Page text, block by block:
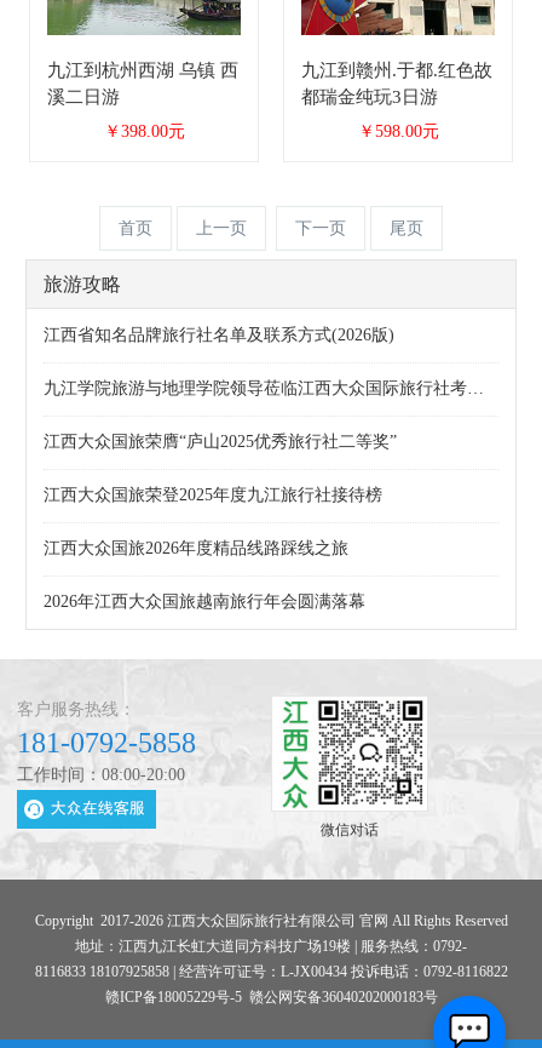
九江到杭州西湖 乌镇 西
溪二日游
￥398.00元
九江到赣州.于都.红色故
都瑞金纯玩3日游
￥598.00元
首页 上一页 下一页 尾页
旅游攻略
江西省知名品牌旅行社名单及联系方式(2026版)
九江学院旅游与地理学院领导莅临江西大众国际旅行社考察交流
江西大众国旅荣膺“庐山2025优秀旅行社二等奖”
江西大众国旅荣登2025年度九江旅行社接待榜
江西大众国旅2026年度精品线路踩线之旅
2026年江西大众国旅越南旅行年会圆满落幕
客户服务热线：
181-0792-5858
工作时间：08:00-20:00
微信对话
Copyright 2017-2026 江西大众国际旅行社有限公司 官网 All Rights Reserved
地址：江西九江长虹大道同方科技广场19楼 | 服务热线：0792-
8116833 18107925858 | 经营许可证号：L-JX00434 投诉电话：0792-8116822
赣ICP备18005229号-5 赣公网安备36040202000183号